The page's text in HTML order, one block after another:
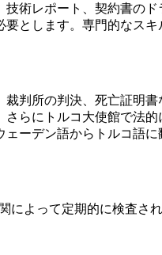
術レポート、契約書の
とします。専門的なス
判所の判決、死亡証明
らにトルコ大使館で法
ーデン語からトルコ語
よって定期的に検査